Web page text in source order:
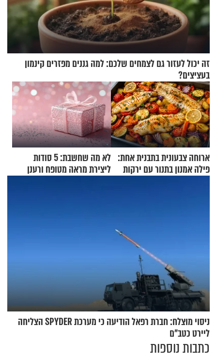
זה יכול לעזור גם לצמחים שלכם: למה גננים מפזרים קינמון
בעציצים?
ארוחה צבעונית בתבנית אחת:
פילה אמנון בתנור עם ירקות
לא מה שחשבת: 5 סודות
ליצירת מראה מטופח ורענן
ניסוי מוצלח: חברת רפאל הודיעה כי מערכת SPYDER הצליחה
ליירט כטב"ם
כתבות נוספות